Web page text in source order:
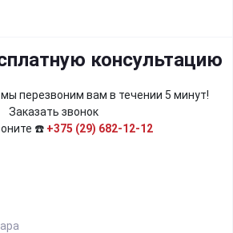
консультацию
перезвоним вам в течении 5 минут!
Заказать звонок
☎️ +375 (29) 682-12-12